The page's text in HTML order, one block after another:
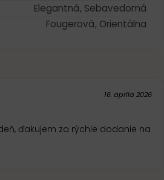
Elegantná, Sebavedomá
Fougerová, Orientálna
16. apríla 2026
ďakujem za rýchle dodanie na